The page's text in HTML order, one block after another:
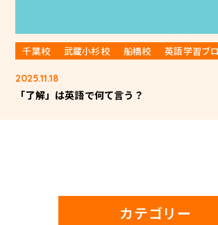
千葉校 武蔵小杉校 船橋校 英語学習ブ
2025.11.18
「了解」は英語で何て言う？
カテゴリー